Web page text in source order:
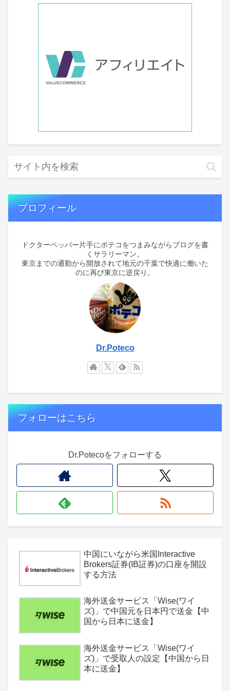
プロフィール
ドクターペッパー片手にポテコをつまみながらブログを書
くサラリーマン。
東京までの通勤から開放されて地元の千葉で快適に働いた
のに再び東京に逆戻り。
Dr.Poteco
フォローはこちら
Dr.Potecoをフォローする
中国にいながら米国Interactive
Brokers証券(IB証券)の口座を開設
する方法
海外送金サービス「Wise(ワイ
ズ)」で中国元を日本円で送金【中
国から日本に送金】
海外送金サービス「Wise(ワイ
ズ)」で受取人の設定【中国から日
本に送金】